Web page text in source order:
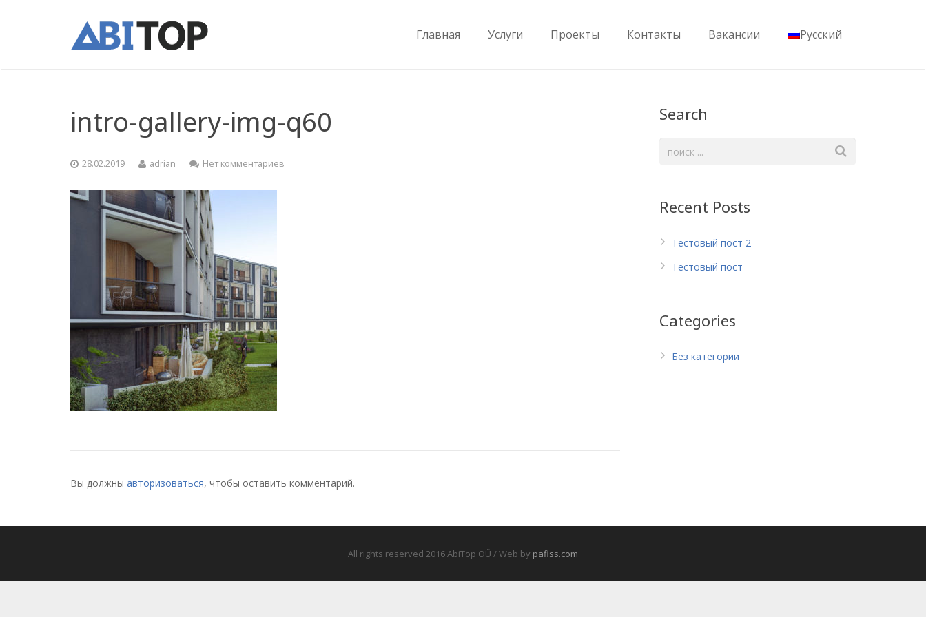
Главная Услуги Проекты Контакты Вакансии Русский
intro-gallery-img-q60
28.02.2019 adrian Нет комментариев
Вы должны авторизоваться, чтобы оставить комментарий.
Search
Recent Posts
Тестовый пост 2
Тестовый пост
Categories
Без категории
All rights reserved 2016 AbiTop OÜ / Web by pafiss.com